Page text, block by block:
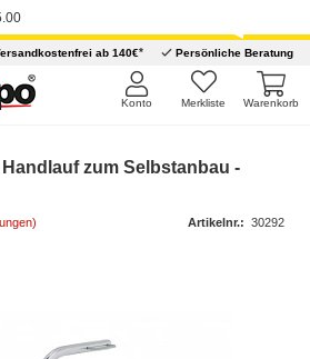
ab 140€* Persönliche Beratung
Warenkorb
Merkliste
Konto
zum Selbstanbau -
Artikelnr.: 30292